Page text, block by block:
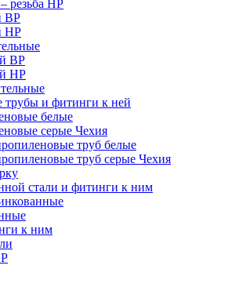
резьба НР
ВР
НР
ВР
НР
и фитинги к ней
белые
серые Чехия
труб белые
труб серые Чехия
стали и фитинги к ним
к ним